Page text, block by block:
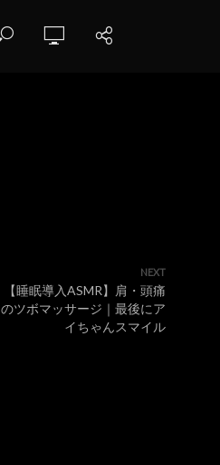
NEXT
【睡眠導入ASMR】肩・頭痛
のツボマッサージ｜最後にア
イちゃんスマイル